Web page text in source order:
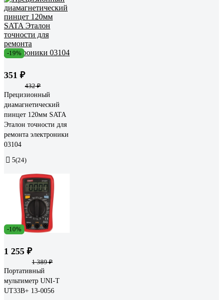
-19%
351 ₽
432 ₽
Прецизионный
диамагнетический
пинцет 120мм SATA
Эталон точности для
ремонта электроники
03104
5(24)
-10%
1 255 ₽
1 389 ₽
Портативный
мультиметр UNI-T
UT33B+ 13-0056